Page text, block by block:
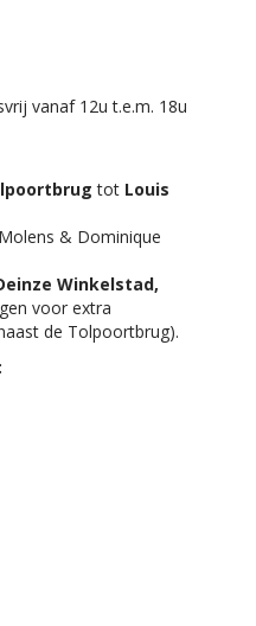
vanaf 12u t.e.m. 18u
tot Louis
& Dominique
Winkelstad,
voor extra
de Tolpoortbrug).